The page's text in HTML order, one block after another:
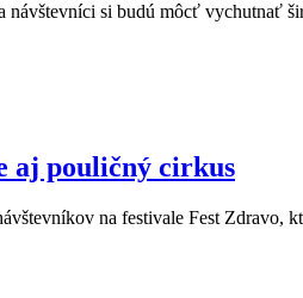
návštevníci si budú môcť
aj pouličný cirkus
na festivale Fest Zdravo,